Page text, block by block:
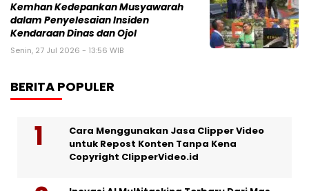
Kemhan Kedepankan Musyawarah
dalam Penyelesaian Insiden
Kendaraan Dinas dan Ojol
Senin, 27 Jul 2026 - 13:56 WIB
BERITA POPULER
Cara Menggunakan Jasa Clipper Video
untuk Repost Konten Tanpa Kena
Copyright ClipperVideo.id